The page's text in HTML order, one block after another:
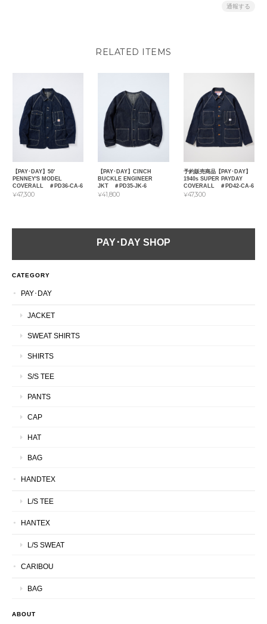
通報する
RELATED ITEMS
【PAY･DAY】50'
PENNEY'S MODEL
COVERALL ＃PD36-CA-6
¥47,300
【PAY･DAY】CINCH
BUCKLE ENGINEER
JKT ＃PD35-JK-6
¥41,800
予約販売商品【PAY･DAY】
1940s SUPER PAYDAY
COVERALL ＃PD42-CA-6
¥47,300
PAY･DAY SHOP
CATEGORY
PAY･DAY
JACKET
SWEAT SHIRTS
SHIRTS
S/S TEE
PANTS
CAP
HAT
BAG
HANDTEX
L/S TEE
HANTEX
L/S SWEAT
CARIBOU
BAG
ABOUT